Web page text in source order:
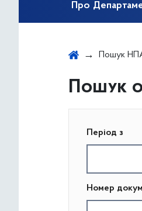
Про
Пошук
Пошук
Період з
Номер